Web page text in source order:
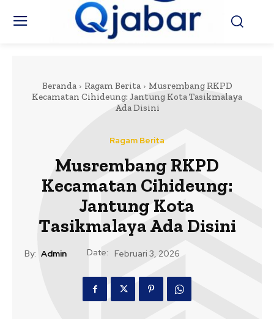
Beranda Ragam Berita
Musrembang RKPD
Kecamatan Cihideung: Jantung Kota Tasikmalaya
Ada Disini
Ragam Berita
Musrembang RKPD
Kecamatan Cihideung:
Jantung Kota
Tasikmalaya Ada Disini
By: Admin Date: Februari 3, 2026